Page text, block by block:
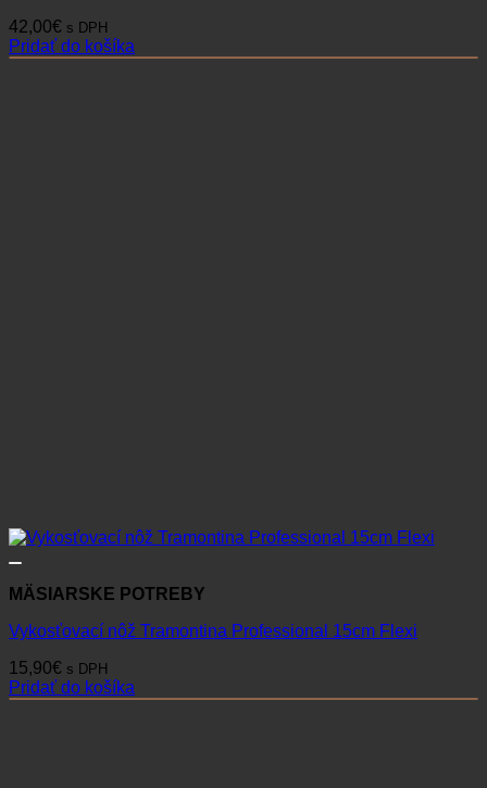
42,00€ s DPH
Pridať do košíka
MÄSIARSKE POTREBY
Vykosťovací nôž Tramontina Professional 15cm Flexi
15,90€ s DPH
Pridať do košíka